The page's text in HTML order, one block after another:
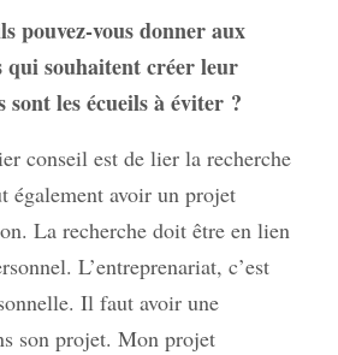
pouvez-vous donner aux
qui souhaitent créer leur
les écueils à éviter ?
conseil est de lier la recherche
également avoir un projet
La recherche doit être en lien
L’entreprenariat, c’est
Il faut avoir une
son projet. Mon projet